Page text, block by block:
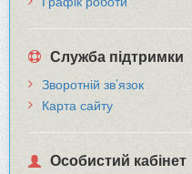
Служба підтримки
Зворотній зв’язок
Карта сайту
Особистий кабінет